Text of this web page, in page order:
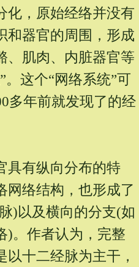
化，原始经络并没有
和器官的周围，形成
、肌肉、内脏器官等
。这个“网络系统”可
多年前就发现了的经
具有纵向分布的特
网络结构，也形成了
)以及横向的分支(如
)。作者认为，完整
十二经脉为主干，